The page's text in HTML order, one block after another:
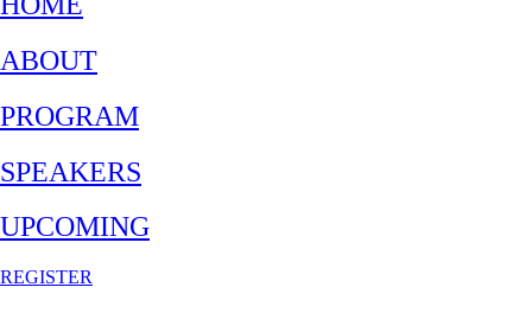
ABOUT
PROGRAM
SPEAKERS
UPCOMING
REGISTER